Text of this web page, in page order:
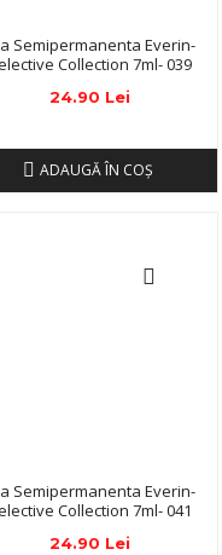
Semipermanenta Everin-
Collection 7ml- 039
24.90 Lei
ADAUGĂ ÎN COŞ
Semipermanenta Everin-
Collection 7ml- 041
24.90 Lei